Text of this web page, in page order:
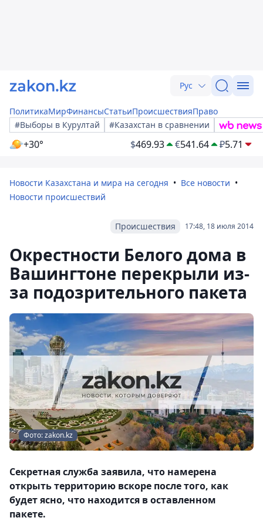
Рус
ПолитикаМирФинансыСтатьиПроисшествияПраво
#Выборы в Курултай
#Казахстан в сравнении
+30° $469.93 €541.64 ₽5.71
Новости Казахстана и мира на сегодня
Все новости
Новости происшествий
17:48, 18 июля 2014
Происшествия
Окрестности Белого дома в
Вашингтоне перекрыли из-
за подозрительного пакета
Фото: zakon.kz
Секретная служба заявила, что намерена
открыть территорию вскоре после того, как
будет ясно, что находится в оставленном
пакете.